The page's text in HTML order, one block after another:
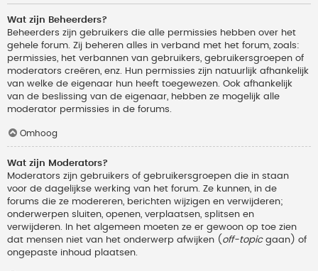
Wat zijn Beheerders?
Beheerders zijn gebruikers die alle permissies hebben over het
gehele forum. Zij beheren alles in verband met het forum, zoals:
permissies, het verbannen van gebruikers, gebruikersgroepen of
moderators creëren, enz. Hun permissies zijn natuurlijk afhankelijk
van welke de eigenaar hun heeft toegewezen. Ook afhankelijk
van de beslissing van de eigenaar, hebben ze mogelijk alle
moderator permissies in de forums.
Omhoog
Wat zijn Moderators?
Moderators zijn gebruikers of gebruikersgroepen die in staan
voor de dagelijkse werking van het forum. Ze kunnen, in de
forums die ze modereren, berichten wijzigen en verwijderen;
onderwerpen sluiten, openen, verplaatsen, splitsen en
verwijderen. In het algemeen moeten ze er gewoon op toe zien
dat mensen niet van het onderwerp afwijken ( off-topicgaan) of
ongepaste inhoud plaatsen.